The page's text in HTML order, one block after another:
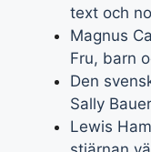
text och
Magnus
Fru, barn
Den
Sally
Lewis